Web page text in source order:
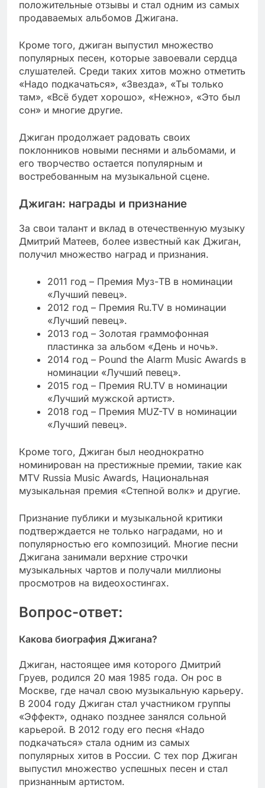
положительные отзывы и стал одним из самых
продаваемых альбомов Джигана.
Кроме того, джиган выпустил множество
популярных песен, которые завоевали сердца
слушателей. Среди таких хитов можно отметить
«Надо подкачаться», «Звезда», «Ты только
там», «Всё будет хорошо», «Нежно», «Это был
сон» и многие другие.
Джиган продолжает радовать своих
поклонников новыми песнями и альбомами, и
его творчество остается популярным и
востребованным на музыкальной сцене.
Джиган: награды и признание
За свои талант и вклад в отечественную музыку
Дмитрий Матеев, более известный как Джиган,
получил множество наград и признания.
2011 год – Премия Муз-ТВ в номинации
«Лучший певец».
2012 год – Премия Ru.TV в номинации
«Лучший певец».
2013 год – Золотая граммофонная
пластинка за альбом «День и ночь».
2014 год – Pound the Alarm Music Awards в
номинации «Лучший певец».
2015 год – Премия RU.TV в номинации
«Лучший мужской артист».
2018 год – Премия MUZ-TV в номинации
«Лучший певец».
Кроме того, Джиган был неоднократно
номинирован на престижные премии, такие как
MTV Russia Music Awards, Национальная
музыкальная премия «Степной волк» и другие.
Признание публики и музыкальной критики
подтверждается не только наградами, но и
популярностью его композиций. Многие песни
Джигана занимали верхние строчки
музыкальных чартов и получали миллионы
просмотров на видеохостингах.
Вопрос-ответ:
Какова биография Джигана?
Джиган, настоящее имя которого Дмитрий
Груев, родился 20 мая 1985 года. Он рос в
Москве, где начал свою музыкальную карьеру.
В 2004 году Джиган стал участником группы
«Эффект», однако позднее занялся сольной
карьерой. В 2012 году его песня «Надо
подкачаться» стала одним из самых
популярных хитов в России. С тех пор Джиган
выпустил множество успешных песен и стал
признанным артистом.